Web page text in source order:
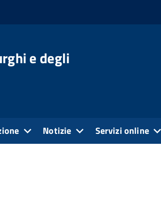
e degli
Notizie Servizi online